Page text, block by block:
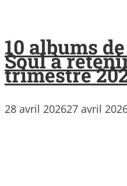
10 albums
Soul à
trimestre
28 avril 202627 avril